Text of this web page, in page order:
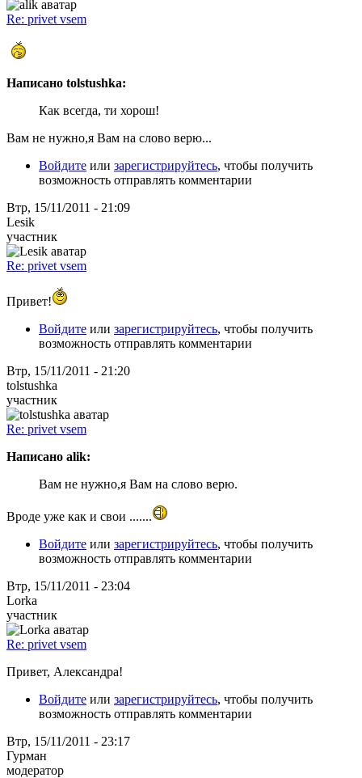
Re: privet vsem
Написано tolstushka:
Как всегда, ти хорош!
Вам не нужно,я Вам на слово верю...
Войдите или зарегистрируйтесь, чтобы получить
возможность отправлять комментарии
Втр, 15/11/2011 - 21:09
Lesik
участник
Re: privet vsem
Привет!
Войдите или зарегистрируйтесь, чтобы получить
возможность отправлять комментарии
Втр, 15/11/2011 - 21:20
tolstushka
участник
Re: privet vsem
Написано alik:
Вам не нужно,я Вам на слово верю.
Вроде уже как и свои .......
Войдите или зарегистрируйтесь, чтобы получить
возможность отправлять комментарии
Втр, 15/11/2011 - 23:04
Lorka
участник
Re: privet vsem
Привет, Александра!
Войдите или зарегистрируйтесь, чтобы получить
возможность отправлять комментарии
Втр, 15/11/2011 - 23:17
Гурман
модератор